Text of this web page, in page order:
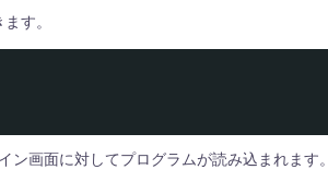
す。
画面に対してプログラムが読み込まれます。